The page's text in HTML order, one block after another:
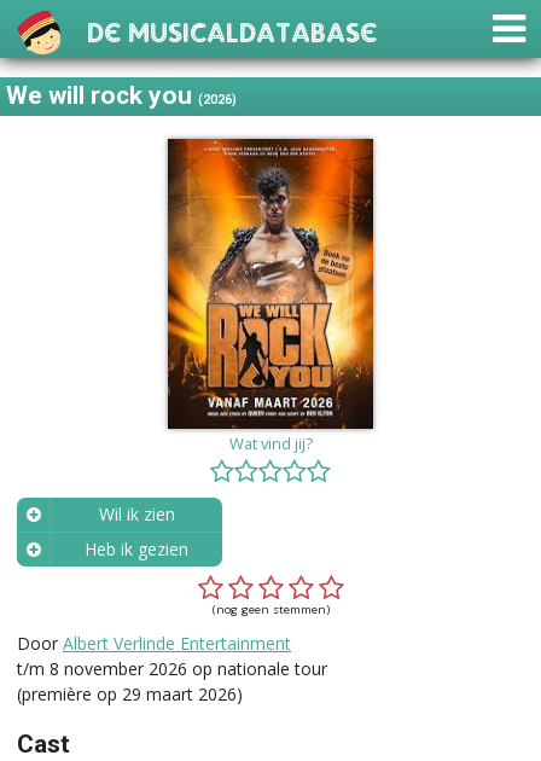
De Musicaldatabase
We will rock you(2026)
Wat vind jij?
Wil ik zien
Heb ik gezien
(nog geen stemmen)
Door Albert Verlinde Entertainment
t/m 8 november 2026 op nationale tour
(première op 29 maart 2026)
Cast